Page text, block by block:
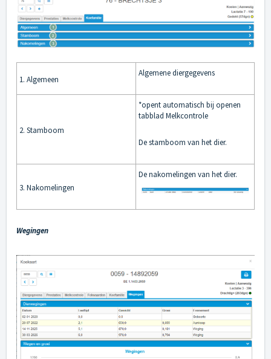
1. Algemeen
Algemene diergegevens
2. Stamboom
*opent automatisch bij openen
tabblad Melkcontrole
De stamboom van het dier.
3. Nakomelingen
De nakomelingen van het dier.
Wegingen